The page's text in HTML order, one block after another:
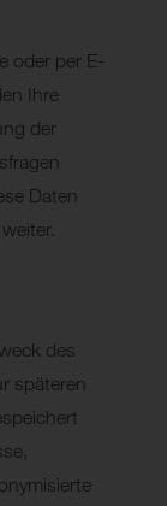
oder per E-
Ihre
der
Daten
des
späteren